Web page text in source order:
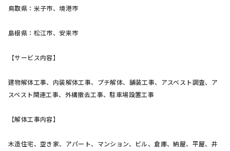
鳥取県：米子市、境港市
島根県：松江市、安来市
【サービス内容】
建物解体工事、内装解体工事、プチ解体、舗装工事、アスベスト調査、ア
スベスト関連工事、外構撤去工事、駐車場設置工事
【解体工事内容】
木造住宅、空き家、アパート、マンション、ビル、倉庫、納屋、平屋、井